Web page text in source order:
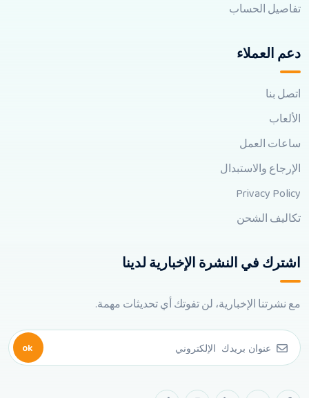
تفاصيل الحساب
دعم العملاء
اتصل بنا
الألعاب
ساعات العمل
الإرجاع والاستبدال
Privacy Policy
تكاليف الشحن
اشترك في النشرة الإخبارية لدينا
مع نشرتنا الإخبارية، لن تفوتك أي تحديثات مهمة.
ok